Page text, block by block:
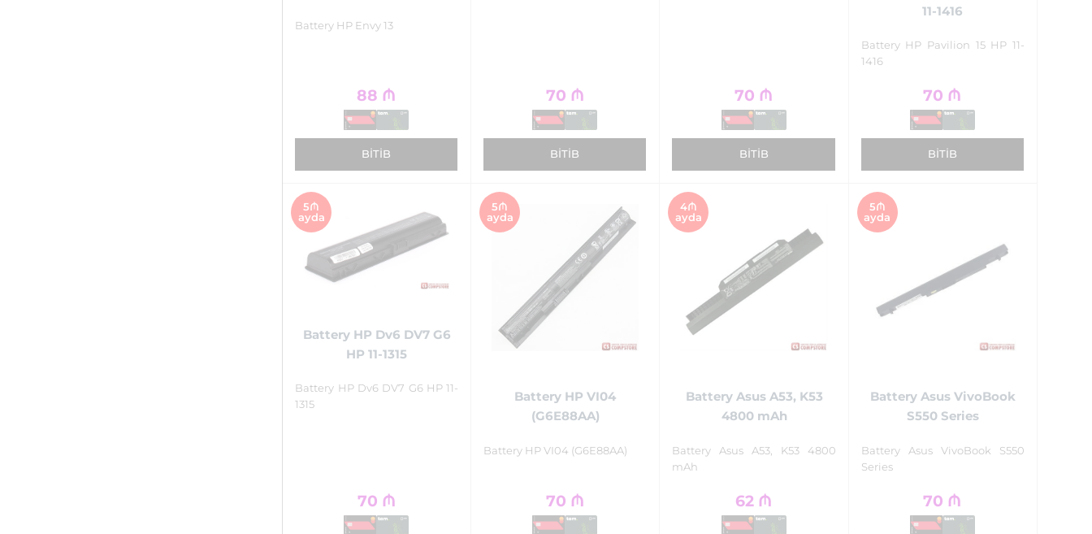
Battery HP Envy 13
88 ₼
BITIB
70 ₼
BITIB
70 ₼
BITIB
11-1416
Battery HP Pavilion 15 HP 11-
1416
70 ₼
BITIB
5₼
ayda
Battery HP Dv6 DV7 G6
HP 11-1315
Battery HP Dv6 DV7 G6 HP 11-
1315
70 ₼
5₼
ayda
Battery HP VI04
(G6E88AA)
Battery HP VI04 (G6E88AA)
70 ₼
4₼
ayda
Battery Asus A53, K53
4800 mAh
Battery Asus A53, K53 4800
mAh
62 ₼
5₼
ayda
Battery Asus VivoBook
S550 Series
Battery Asus VivoBook S550
Series
70 ₼